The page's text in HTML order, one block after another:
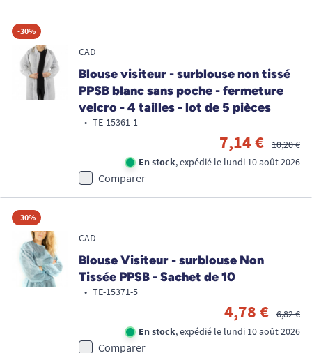
normes sanitaires, pour exercer votre métier ou visiter vos
proches en toute sérénité.
-30%
CAD
Blouse visiteur - surblouse non tissé
PPSB blanc sans poche - fermeture
velcro - 4 tailles - lot de 5 pièces
• TE-15361-1
7,14 €
10,20 €
En stock, expédié le lundi 10 août 2026
Comparer
-30%
CAD
Blouse Visiteur - surblouse Non
Tissée PPSB - Sachet de 10
• TE-15371-5
4,78 €
6,82 €
En stock, expédié le lundi 10 août 2026
Comparer